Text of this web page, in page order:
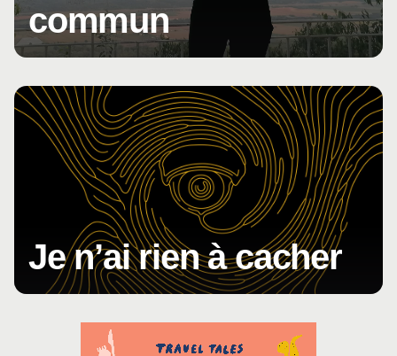
commun
Je n’ai rien à cacher